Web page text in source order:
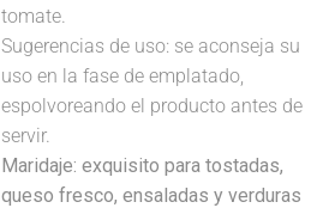
tomate.
Sugerencias de uso: se aconseja su
uso en la fase de emplatado,
espolvoreando el producto antes de
servir.
Maridaje: exquisito para tostadas,
queso fresco, ensaladas y verduras